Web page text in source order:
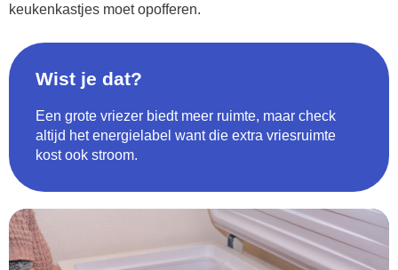
keukenkastjes moet opofferen.
Wist je dat?
Een grote vriezer biedt meer ruimte, maar check
altijd het energielabel want die extra vriesruimte
kost ook stroom.